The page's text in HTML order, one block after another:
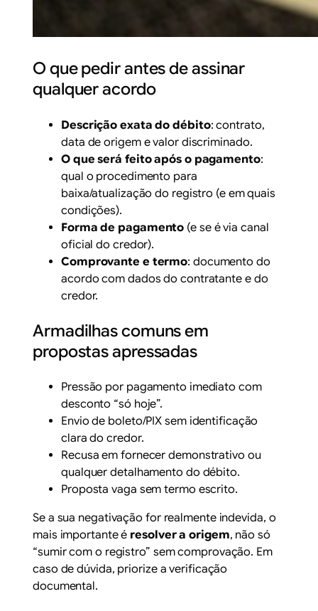
O que pedir antes de assinar
qualquer acordo
Descrição exata do débito: contrato,
data de origem e valor discriminado.
O que será feito após o pagamento:
qual o procedimento para
baixa/atualização do registro (e em quais
condições).
Forma de pagamento (e se é via canal
oficial do credor).
Comprovante e termo: documento do
acordo com dados do contratante e do
credor.
Armadilhas comuns em
propostas apressadas
Pressão por pagamento imediato com
desconto “só hoje”.
Envio de boleto/PIX sem identificação
clara do credor.
Recusa em fornecer demonstrativo ou
qualquer detalhamento do débito.
Proposta vaga sem termo escrito.
Se a sua negativação for realmente indevida, o
mais importante é resolver a origem, não só
“sumir com o registro” sem comprovação. Em
caso de dúvida, priorize a verificação
documental.